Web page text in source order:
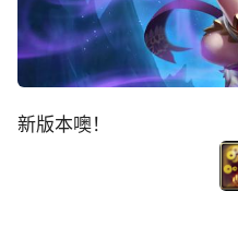
新版本噢！